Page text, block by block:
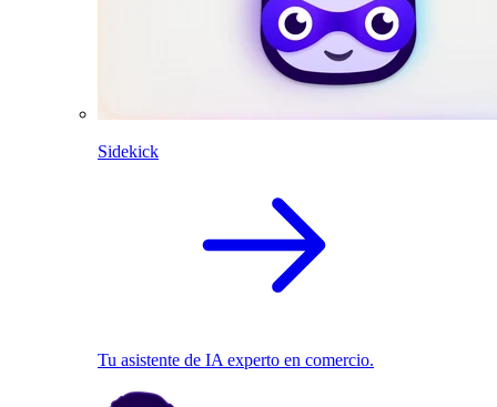
Sidekick
Tu asistente de IA experto en comercio.